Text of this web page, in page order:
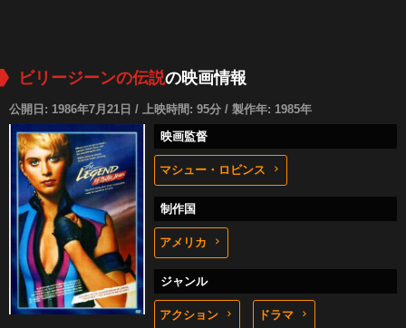
ビリージーンの伝説の映画情報
公開日: 1986年7月21日 / 上映時間: 95分 / 製作年: 1985年
映画監督
マシュー・ロビンス
制作国
アメリカ
ジャンル
アクション ドラマ